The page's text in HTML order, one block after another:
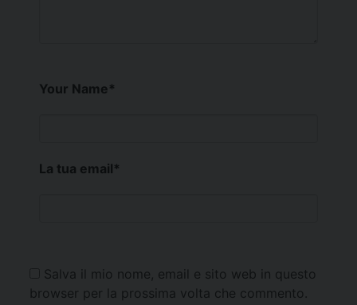
Your Name*
La tua email*
Salva il mio nome, email e sito web in questo
browser per la prossima volta che commento.